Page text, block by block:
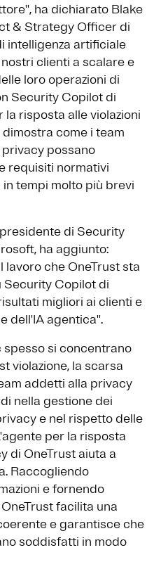
ha dichiarato Blake
& Strategy Officer di
intelligenza artificiale
clienti a scalare e
loro operazioni di
Security Copilot di
risposta alle violazioni
come i team
possano
requisiti normativi
tempi molto più brevi
di Security
ha aggiunto:
lavoro che OneTrust sta
Security Copilot di
migliori ai clienti e
dell'IA agentica''.
si concentrano
violazione, la scarsa
addetti alla privacy
nella gestione dei
e nel rispetto delle
per la risposta
di OneTrust aiuta a
Raccogliendo
e fornendo
facilita una
e garantisce che
soddisfatti in modo